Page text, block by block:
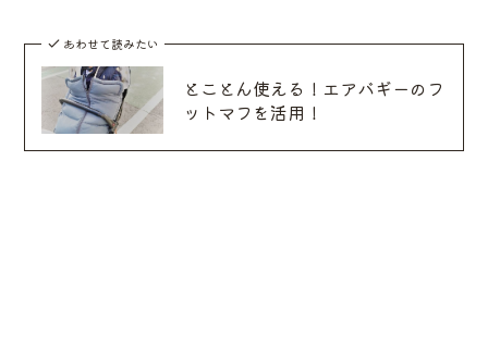
あわせて読みたい
とことん使える！エアバギーのフ
ットマフを活用！